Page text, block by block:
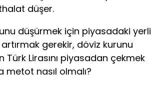
düşer.
düşürmek için piyasadaki yerli
artırmak gerekir, döviz kurunu
Türk Lirasını piyasadan çekmek
metot nasıl olmalı?